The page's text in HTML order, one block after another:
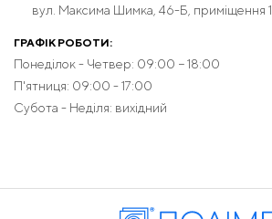
вул. Максима Шимка, 46-Б, приміщення 1
ГРАФІК РОБОТИ:
Понеділок - Четвер: 09:00 − 18:00
П'ятниця: 09:00 - 17:00
Субота - Неділя: вихідний